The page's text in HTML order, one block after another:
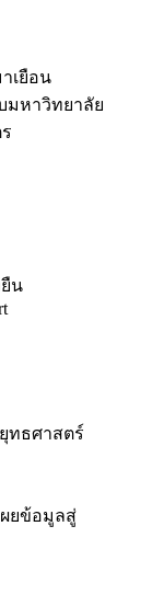
เยือน
มหาวิทยาลัย
น
ทธศาสตร์
ผยข้อมูลสู่